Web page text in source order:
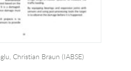
Christian Braun (IABSE)